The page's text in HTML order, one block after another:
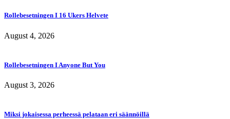
Rollebesetningen I 16 Ukers Helvete
August 4, 2026
Rollebesetningen I Anyone But You
August 3, 2026
Miksi jokaisessa perheessä pelataan eri säännöillä